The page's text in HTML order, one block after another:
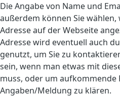
Die Angabe von Name und
außerdem können Sie
Adresse auf der Webseite
Adresse wird eventuell auch
genutzt, um Sie zu
sein, wenn man etwas mit
muss, oder um aufkommende
Angaben/Meldung zu klären.